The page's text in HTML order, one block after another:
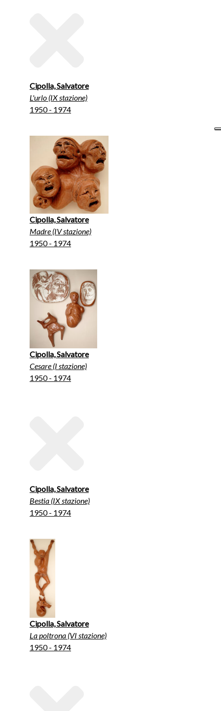
Cipolla, Salvatore
L'urlo (IX stazione)
1950 - 1974
Cipolla, Salvatore
Madre (IV stazione)
1950 - 1974
Cipolla, Salvatore
Cesare (I stazione)
1950 - 1974
Cipolla, Salvatore
Bestia (IX stazione)
1950 - 1974
Cipolla, Salvatore
La poltrona (VI stazione)
1950 - 1974